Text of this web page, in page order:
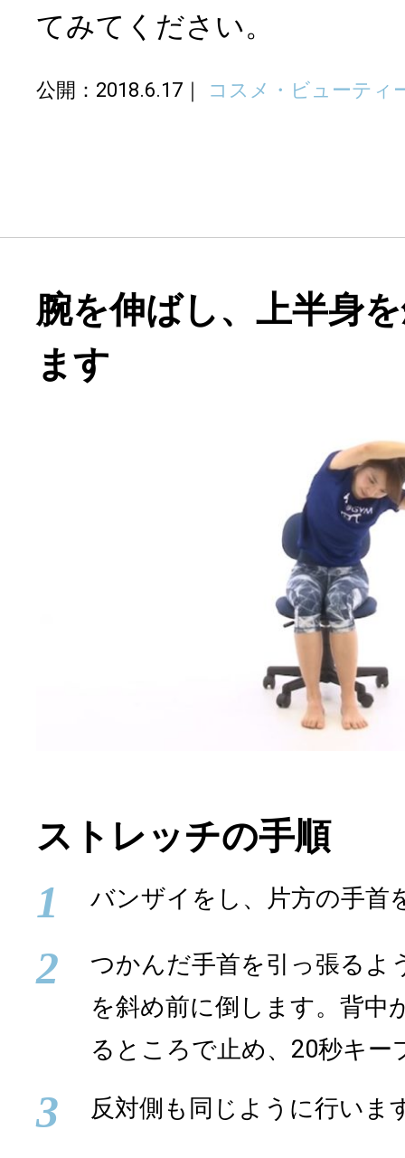
てみてください。
公開：2018.6.17 コスメ・ビューティ
腕を伸ばし、上半身
ます
ストレッチの手順
1 バンザイをし、片方の手首
2
つかんだ手首を引っ張るよ
を斜め前に倒します。背中
るところで止め、20秒キー
3 反対側も同じように行いま